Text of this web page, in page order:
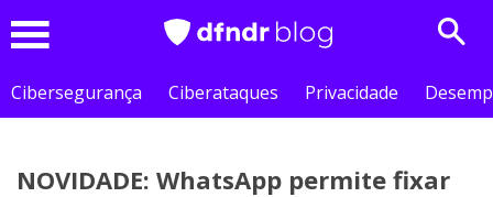
Cibersegurança
Ciberataques Privacidade
NOVIDADE: WhatsApp permite fixar